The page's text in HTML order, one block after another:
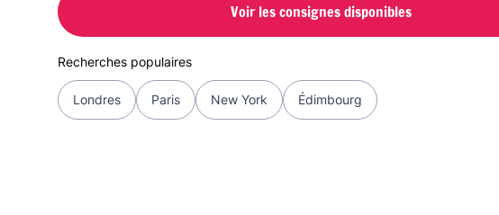
Voir les consignes disponibles
Recherches populaires
Londres Paris New York Édimbourg